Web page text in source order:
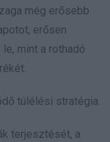
még erősebb
erősen
mint a rothadó
túlélési stratégia.
terjesztését, a